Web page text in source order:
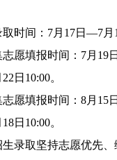
时间：7月17日—7月
愿填报时间：7月19
日10:00。
愿填报时间：8月15
日10:00。
录取坚持志愿优先